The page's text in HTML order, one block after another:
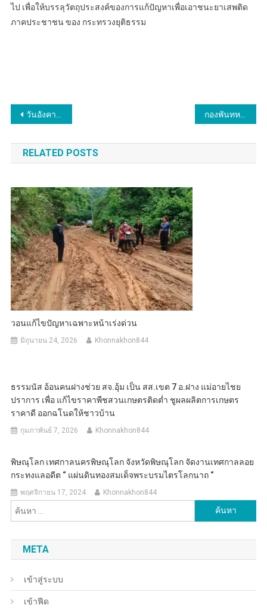
ไป เพื่อให้บรรลุวัตถุประสงค์ของการแก้ปัญหาเพื่อเอาชนะยาเสพติด
ภาคประชาชน ของ กระทรวงยุติธรรม
แนะแนว
เรื่อง
วัน​อัง​คารที่​ 26​ มีนาคม​ 2567​ ผู้ช่วย​ศาสตรา​จารย์​พิเศษ​ ดร.​ อลงกต​ วรกี​ ผู้​ตรวจราชการ​กระทรวง​
RELATED POSTS
วอนแก้ไขปัญหาเฉพาะหน้าเร่งด่วน
มิถุนายน 24, 2026 Khonnakhon844
ธรรมนัส อ้อนคนฝางช่วย สจ.อุ้ม เป็น สส.เขต 7 อ.ฝาง แม่อายไชย
ปราการ เพื่อ แก้ไขราคาพืชสวนเกษตรติดต่ำ ชูผลผลิตการเกษตร
ราคาดี ออกฉโนดให้ชาวบ้าน
กุมภาพันธ์ 7, 2026 Khonnakhon844
พิษณุโลก เทศกาลนครพิษณุโลก จังหวัดพิษณุโลก จัดงานเทศกาลลอย
กระทงแลอดีต “ แผ่นดินทองสมเด็จพระบรมไตรโลกนาถ “
พฤศจิกายน 17, 2024 Khonnakhon844
สำหรับ:
META
เข้าสู่ระบบ
เข้าฟีด